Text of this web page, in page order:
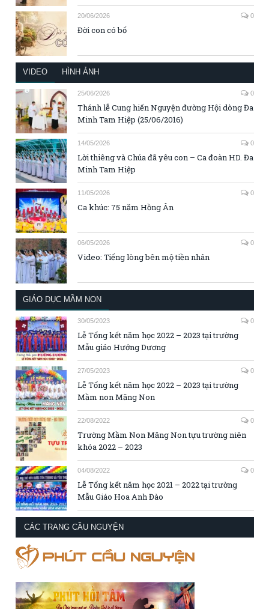
20/06/2026 0
Đời con có bố
VIDEO HÌNH ẢNH
25/06/2026 0
Thánh lễ Cung hiến Nguyện đường Hội dòng Đa
Minh Tam Hiệp (25/06/2016)
14/05/2026 0
Lời thiêng và Chúa đã yêu con – Ca đoàn HD. Đa
Minh Tam Hiệp
11/05/2026 0
Ca khúc: 75 năm Hồng Ân
06/05/2026 0
Video: Tiếng lòng bên mộ tiền nhân
GIÁO DỤC MẦM NON
30/05/2023 0
Lễ Tổng kết năm học 2022 – 2023 tại trường
Mẫu giáo Hướng Dương
27/05/2023 0
Lễ Tổng kết năm học 2022 – 2023 tại trường
Mầm non Măng Non
22/08/2022 0
Trường Mầm Non Măng Non tựu trường niên
khóa 2022 – 2023
04/08/2022 0
Lễ Tổng kết năm học 2021 – 2022 tại trường
Mẫu Giáo Hoa Anh Đào
CÁC TRANG CẦU NGUYỆN